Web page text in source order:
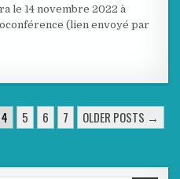
le 14 novembre 2022 à
(lien envoyé par
4 5 6 7 OLDER POSTS →